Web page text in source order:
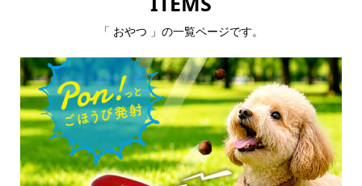
「 おやつ 」の一覧ページです。